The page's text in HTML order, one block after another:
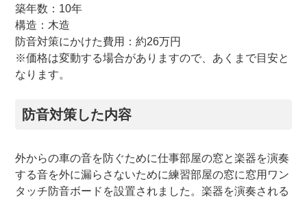
築年数：10年
構造：木造
防音対策にかけた費用：約26万円
※価格は変動する場合がありますので、あくまで目安と
なります。
防音対策した内容
外からの車の音を防ぐために仕事部屋の窓と楽器を演奏
する音を外に漏らさないために練習部屋の窓に窓用ワン
タッチ防音ボードを設置されました。楽器を演奏される